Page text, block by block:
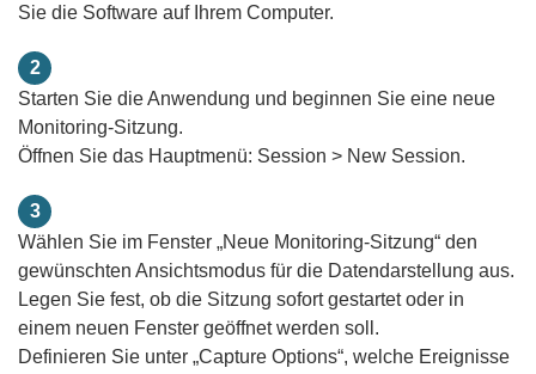
Sie die Software auf Ihrem Computer.
2
Starten Sie die Anwendung und beginnen Sie eine neue
Monitoring-Sitzung.
Öffnen Sie das Hauptmenü: Session > New Session.
3
Wählen Sie im Fenster „Neue Monitoring-Sitzung“ den
gewünschten Ansichtsmodus für die Datendarstellung aus.
Legen Sie fest, ob die Sitzung sofort gestartet oder in
einem neuen Fenster geöffnet werden soll.
Definieren Sie unter „Capture Options“, welche Ereignisse